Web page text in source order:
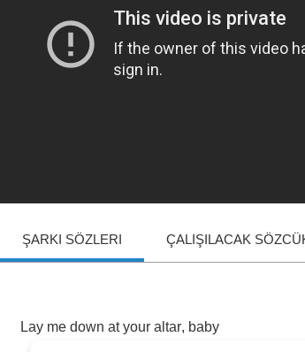
ŞARKI SÖZLERI ÇALIŞILACAK
Lay me down at your altar, baby